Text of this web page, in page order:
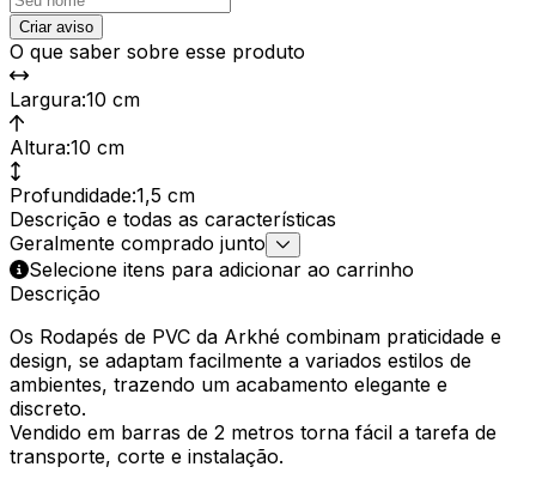
Criar aviso
O que saber sobre esse produto
Largura:10 cm
Altura:10 cm
Profundidade:1,5 cm
Descrição e todas as características
Geralmente comprado junto
Selecione itens para adicionar ao carrinho
Descrição
Os Rodapés de PVC da Arkhé combinam praticidade e
design, se adaptam facilmente a variados estilos de
ambientes, trazendo um acabamento elegante e
discreto.
Vendido em barras de 2 metros torna fácil a tarefa de
transporte, corte e instalação.